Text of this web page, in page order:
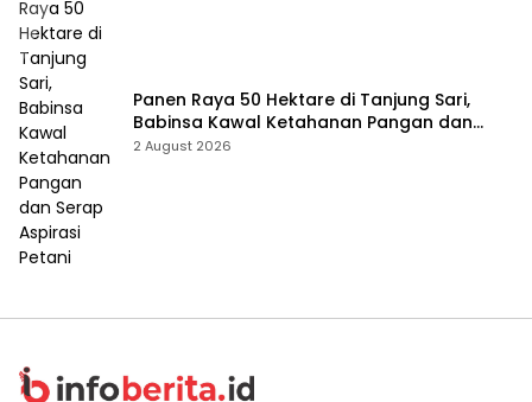
Panen Raya 50 Hektare di Tanjung Sari,
Babinsa Kawal Ketahanan Pangan dan
Serap Aspirasi Petani
2 August 2026